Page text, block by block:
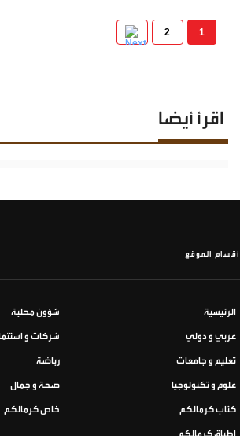
1
2
اقرأ أيضا
أقسام الموقع
الرئيسية شؤون محلية
عربي و دولي شركات و
تعليم و جامعات رياضة
علوم و تكنولوجيا صحة و جمال
كتاب كرمالكم خاص كرمالكم